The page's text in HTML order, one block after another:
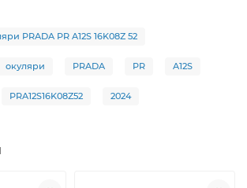
PRADA PR A12S 16K08Z 52
окуляри PRADA PR A12S
PRA12S16K08Z52 2024